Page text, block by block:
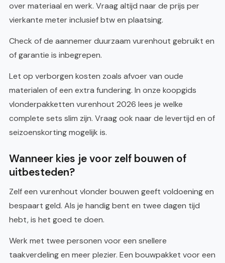
over materiaal en werk. Vraag altijd naar de prijs per
vierkante meter inclusief btw en plaatsing.
Check of de aannemer duurzaam vurenhout gebruikt en
of garantie is inbegrepen.
Let op verborgen kosten zoals afvoer van oude
materialen of een extra fundering. In onze koopgids
vlonderpakketten vurenhout 2026 lees je welke
complete sets slim zijn. Vraag ook naar de levertijd en of
seizoenskorting mogelijk is.
Wanneer kies je voor zelf bouwen of
uitbesteden?
Zelf een vurenhout vlonder bouwen geeft voldoening en
bespaart geld. Als je handig bent en twee dagen tijd
hebt, is het goed te doen.
Werk met twee personen voor een snellere
taakverdeling en meer plezier. Een bouwpakket voor een